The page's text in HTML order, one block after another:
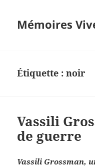
Mémoires
Étiquette :noir
Vassili
de guerre
Vassili Grossman,